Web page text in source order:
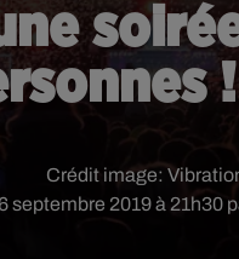
septembre 2019 à 21h30
Crédit image: